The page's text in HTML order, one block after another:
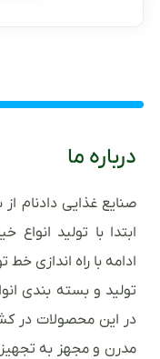
درباره ما
ابتدا با تولید انواع
ادامه با راه اندازی
تولید و بسته بندی
در این محصولات در
مدرن و مجهز به